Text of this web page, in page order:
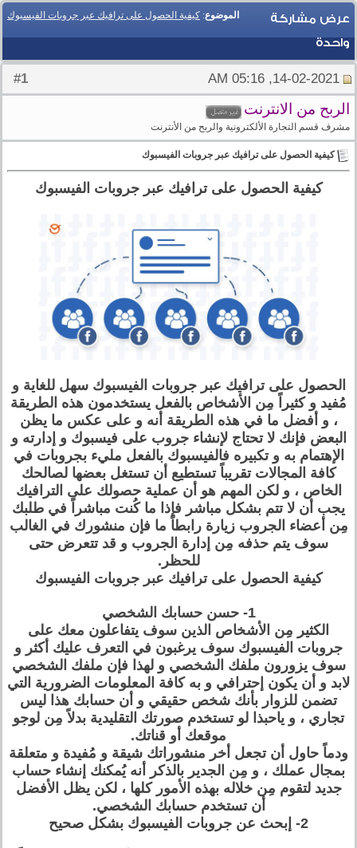
الموضوع: كيفية الحصول على ترافيك عبر جروبات الفيسبوك
عرض مشاركة
واحدة
1
الربح من الانترنت
مشرف قسم التجارة الألكترونية والربح من الأنترنت
كيفية الحصول على ترافيك عبر جروبات الفيسبوك
كيفية الحصول على ترافيك عبر جروبات الفيسبوك
الحصول على ترافيك عبر جروبات الفيسبوك سهل للغاية و
مُفيد و كثيراً مِن الأشخاص بالفعل يستخدمون هذه الطريقة
، و أفضل ما في هذه الطريقة أنه و على عكس ما يظن
البعض فإنك لا تحتاج لإنشاء جروب على فيسبوك و إدارته و
الإهتمام به و تكبيره فالفيسبوك بالفعل مليء بجروبات في
كافة المجالات تقريباً تستطيع أن تستغل بعضها لصالحك
الخاص ، و لكن المهم هو أن عملية حصولك على الترافيك
يجب أن لا تتم بشكل مباشر فإذا ما كُنت مباشراً في طلبك
مِن أعضاء الجروب زيارة رابطاً ما فإن منشورك في الغالب
سوف يتم حذفه مِن إدارة الجروب و قد تتعرض حتى
للحظر.
كيفية الحصول على ترافيك عبر جروبات الفيسبوك
1- حسن حسابك الشخصي
الكثير مِن الأشخاص الذين سوف يتفاعلون معك على
جروبات الفيسبوك سوف يرغبون في التعرف عليك أكثر و
سوف يزورون ملفك الشخصي و لهذا فإن ملفك الشخصي
لابد و أن يكون إحترافي و به كافة المعلومات الضرورية التي
تضمن للزوار بأنك شخص حقيقي و أن حسابك هذا ليس
تجاري ، و ياحبذا لو تستخدم صورتك التقليدية بدلاً مِن لوجو
موقعك أو قناتك.
ودماً حاول أن تجعل أخر منشوراتك شيقة و مُفيدة و متعلقة
بمجال عملك ، و مِن الجدير بالذكر أنه يُمكنك إنشاء حساب
جديد لتقوم مِن خلاله بهذه الأمور كلها ، لكن يظل الأفضل
أن تستخدم حسابك الشخصي.
2- إبحث عن جروبات الفيسبوك بشكل صحيح